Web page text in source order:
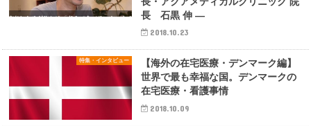
長 石黒 伸 ―
2018.10.23
特集・インタビュー
【海外の在宅医療・デンマーク編】
世界で最も幸福な国。デンマークの
在宅医療・看護事情
2018.10.09